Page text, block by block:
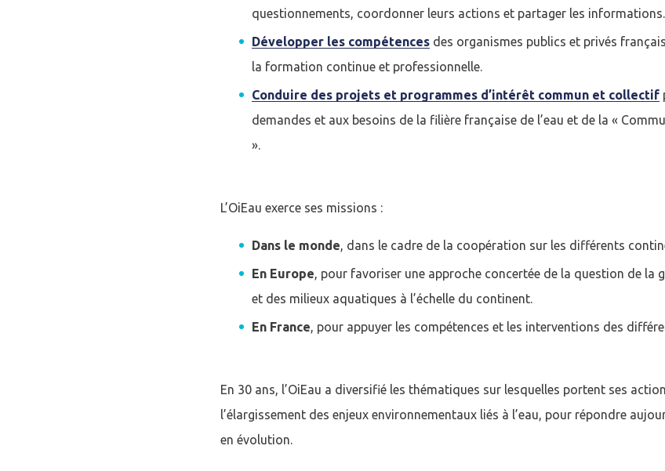
questionnements, coordonner leurs actions et partager les informations.
Développer les compétences des organismes publics et privés
la formation continue et professionnelle.
Conduire des projets et programmes d’intérêt commun et collectif
demandes et aux besoins de la filière française de l’eau et de la «
».
L’OiEau exerce ses missions :
Dans le monde, dans le cadre de la coopération sur les différents
En Europe, pour favoriser une approche concertée de la question de la
et des milieux aquatiques à l’échelle du continent.
En France, pour appuyer les compétences et les interventions des
En 30 ans, l’OiEau a diversifié les thématiques sur lesquelles portent ses
l’élargissement des enjeux environnementaux liés à l’eau, pour répondre
en évolution.